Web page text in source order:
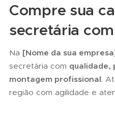
Compre sua
secretária
Na [Nome da sua
secretária com qualidade,
montagem profissional.
região com agilidade e